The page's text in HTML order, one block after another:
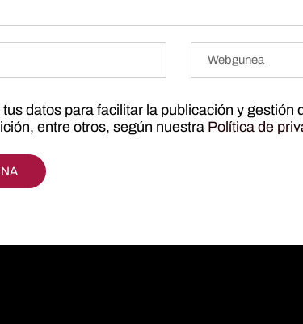
datos para facilitar la publicación y
entre otros, según nuestra Política de